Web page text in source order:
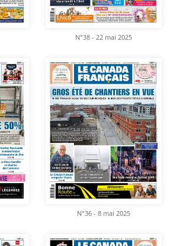
N°38 - 22 mai 2025
N°36 - 8 mai 2025